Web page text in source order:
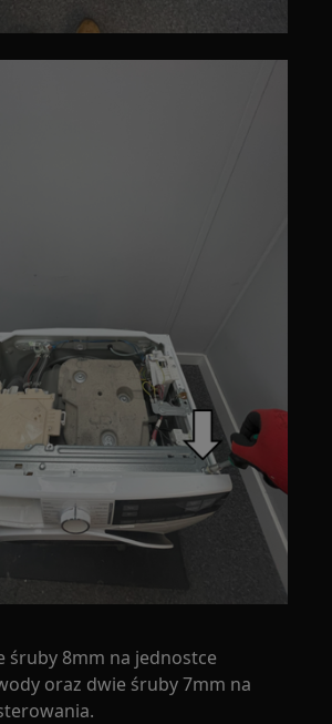
śruby 8mm na jednostce
oraz dwie śruby 7mm na